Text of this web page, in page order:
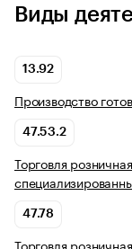
Виды
13.92
Производство
47.53.2
Торговля
47.78
Торговля